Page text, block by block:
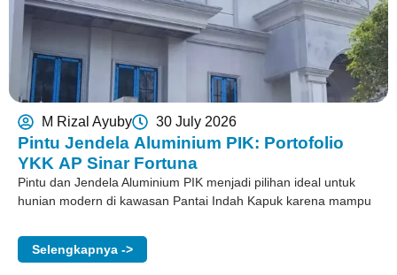
M Rizal Ayuby 30 July 2026
Pintu Jendela Aluminium PIK: Portofolio
YKK AP Sinar Fortuna
Pintu dan Jendela Aluminium PIK menjadi pilihan ideal untuk
hunian modern di kawasan Pantai Indah Kapuk karena mampu
Selengkapnya ->